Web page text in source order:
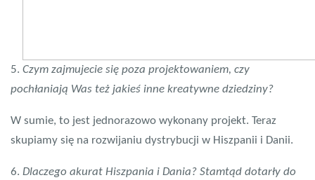
5. Czym zajmujecie się poza projektowaniem, czy
pochłaniają Was też jakieś inne kreatywne dziedziny?
W sumie, to jest jednorazowo wykonany projekt. Teraz
skupiamy się na rozwijaniu dystrybucji w Hiszpanii i Danii.
6. Dlaczego akurat Hiszpania i Dania? Stamtąd dotarły do